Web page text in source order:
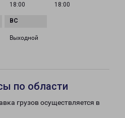
18:00
18:00
Выходной
по области
грузов осуществляется в